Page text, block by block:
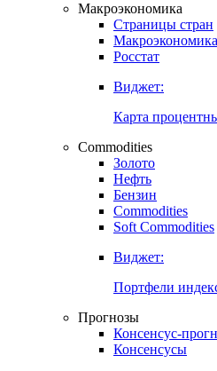
Макроэкономика
Страницы стран
Макроэкономика
Росстат
Виджет:
Карта
Commodities
Золото
Нефть
Бензин
Commodities
Soft Commodities
Виджет:
Портфели
Прогнозы
Консенсус-
Консенсусы